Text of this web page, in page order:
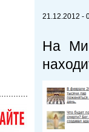
21.12.2012 -
На